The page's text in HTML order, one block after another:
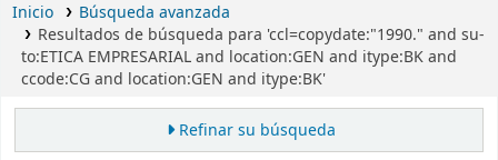
Inicio
Búsqueda avanzada
Resultados de búsqueda para 'ccl=copydate:"1990." and su-
to:ETICA EMPRESARIAL and location:GEN and itype:BK and
ccode:CG and location:GEN and itype:BK'
Refinar su búsqueda